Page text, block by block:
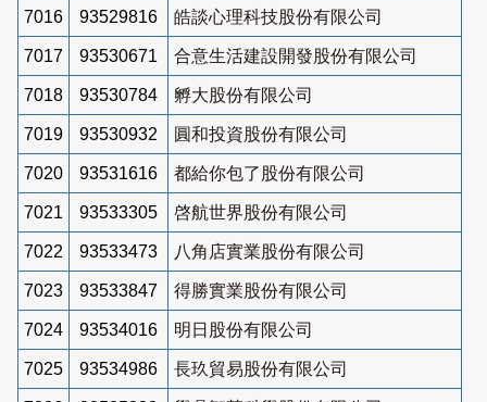
7016 93529816 皓談心理科技股份有限公司
7017 93530671 合意生活建設開發股份有限公司
7018 93530784 孵大股份有限公司
7019 93530932 圓和投資股份有限公司
7020 93531616 都給你包了股份有限公司
7021 93533305 啓航世界股份有限公司
7022 93533473 八角店實業股份有限公司
7023 93533847 得勝實業股份有限公司
7024 93534016 明日股份有限公司
7025 93534986 長玖貿易股份有限公司